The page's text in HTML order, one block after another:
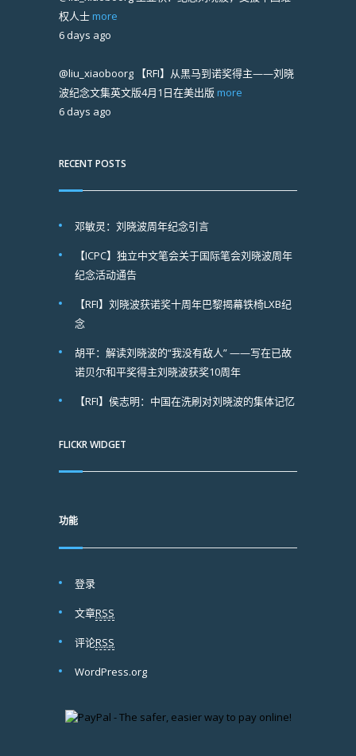
权人士 more
6 days ago
@liu_xiaoboorg 【RFI】从黑马到诺奖得主——刘晓
波纪念文集英文版4月1日在美出版 more
6 days ago
RECENT POSTS
邓敏灵：刘晓波周年纪念引言
【ICPC】独立中文笔会关于国际笔会刘晓波周年
纪念活动通告
【RFI】刘晓波获诺奖十周年巴黎揭幕铁椅LXB纪
念
胡平：解读刘晓波的“我没有敌人” ——写在已故
诺贝尔和平奖得主刘晓波获奖10周年
【RFI】侯志明：中国在洗刷对刘晓波的集体记忆
FLICKR WIDGET
功能
登录
文章RSS
评论RSS
WordPress.org